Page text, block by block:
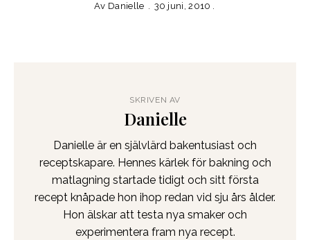
Av Danielle 30 juni, 2010
SKRIVEN AV
Danielle
Danielle är en självlärd bakentusiast och
receptskapare. Hennes kärlek för bakning och
matlagning startade tidigt och sitt första
recept knåpade hon ihop redan vid sju års ålder.
Hon älskar att testa nya smaker och
experimentera fram nya recept.